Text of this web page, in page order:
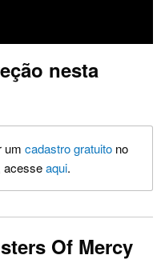
nesta
um cadastro gratuito no
acesseaqui.
Of Mercy